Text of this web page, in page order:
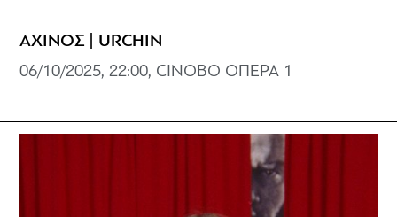
ΑΧΙΝΟΣ | URCHIN
06/10/2025, 22:00, CINOBO ΟΠΕΡΑ 1